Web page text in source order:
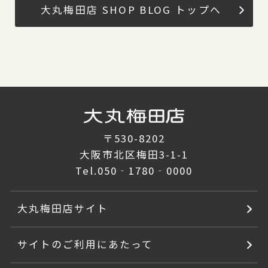
大丸梅田店 SHOP BLOG トップへ
〒530-8202
大阪市北区梅田3-1-1
Tel.050‐1780‐0000
大丸梅田店サイト
サイトのご利用にあたって